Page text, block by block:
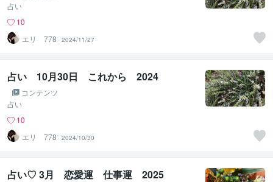
占い
10
エリ 778
2024/11/27
占い 10月30日 これから 2024
コンテンツ
占い
10
エリ 778
2024/10/30
占い♡ 3月 恋愛運 仕事運 2025